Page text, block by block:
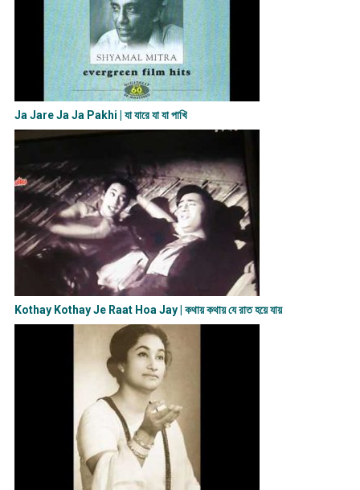
Ja Jare Ja Ja Pakhi | যা যারে যা যা পাখি
Kothay Kothay Je Raat Hoa Jay | কথায় কথায় যে রাত হয়ে যায়